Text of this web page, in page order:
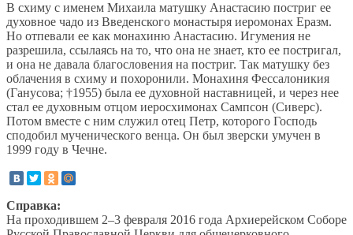
В схиму с именем Михаила матушку Анастасию постриг ее
духовное чадо из Введенского монастыря иеромонах Еразм.
Но отпевали ее как монахиню Анастасию. Игумения не
разрешила, ссылаясь на то, что она не знает, кто ее постригал,
и она не давала благословения на постриг. Так матушку без
облачения в схиму и похоронили. Монахиня Фессалоникия
(Ганусова; †1955) была ее духовной наставницей, и через нее
стал ее духовным отцом иеросхимонах Сампсон (Сиверс).
Потом вместе с ним служил отец Петр, которого Господь
сподобил мученического венца. Он был зверски умучен в
1999 году в Чечне.
Справка:
На проходившем 2–3 февраля 2016 года Архиерейском Соборе